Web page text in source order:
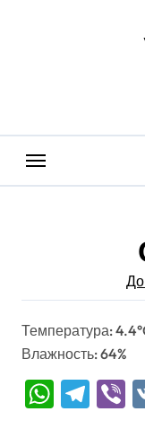
Температура:
Влажность: 64%